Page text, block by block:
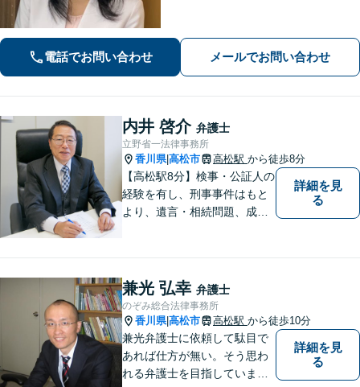
電話でお問い合わせ メールでお問い合わせ
内井 啓介 弁護士
立野省一法律事務所
香川県|高松市 高松駅 から徒歩8分
【高松駅8分】検事・公証人の
経験を有し、刑事事件はもと
より、遺言・相続問題、成年
扱うほか、一般民事事件も取
り扱っております。
詳細を見
る
兼光 弘幸 弁護士
のぞみ総合法律事務所
香川県|高松市 高松駅 から徒歩10分
兼光弁護士に依頼して駄目で
あれば仕方が無い。そう思わ
れる弁護士を目指していま
詳細を見
る